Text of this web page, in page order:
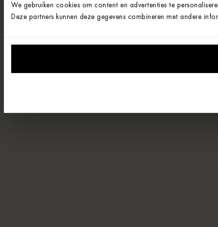
We gebruiken cookies om content en advertenties te
Deze partners kunnen deze gegevens combineren met andere